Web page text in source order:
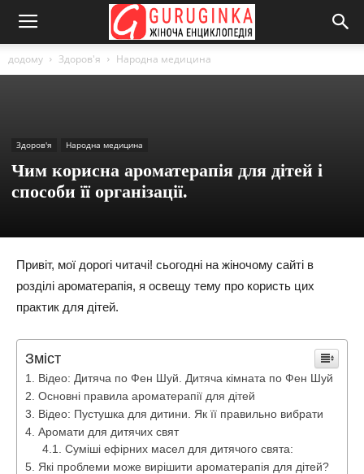
додому Здоров'я Народна медицина
Здоров'я Народна медицина
Чим корисна ароматерапія для дітей і
способи її організації.
Привіт, мої дорогі читачі! сьогодні на жіночому сайті в
розділі ароматерапія, я освещу тему про користь цих
практик для дітей.
Зміст
Відео: Дитяча по Фен Шуй. Дитяча кімната по Фен Шуй
Основні правила ароматерапії для дітей
Відео: Пустушка для дитини. Як її правильно вибрати
Аромати для дитячих свят
Суміші ефірних масел для дитячого свята:
Які проблеми може вирішити ароматерапія для дітей?